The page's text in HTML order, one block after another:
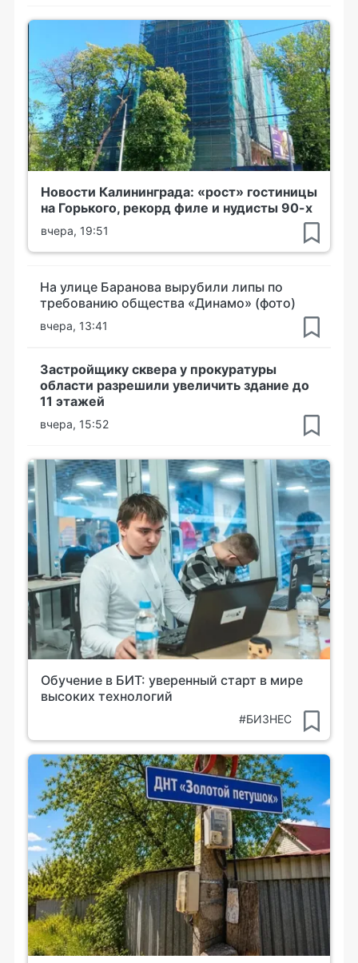
Новости Калининграда: «рост» гостиницы
на Горького, рекорд филе и нудисты 90-х
вчера, 19:51
На улице Баранова вырубили липы по
требованию общества «Динамо» (фото)
вчера, 13:41
Застройщику сквера у прокуратуры
области разрешили увеличить здание до
11 этажей
вчера, 15:52
Обучение в БИТ: уверенный старт в мире
высоких технологий
#БИЗНЕС